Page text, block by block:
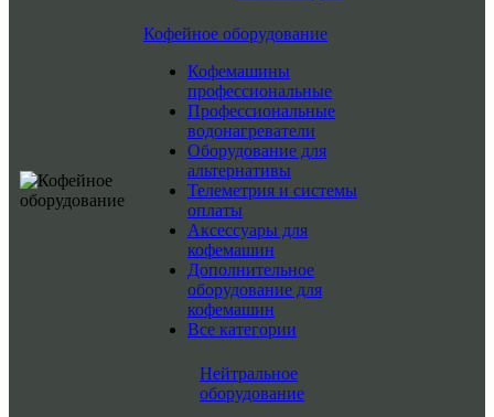
Кофейное оборудование
Кофемашины
профессиональные
Профессиональные
водонагреватели
Оборудование для
альтернативы
Телеметрия и системы
оплаты
Аксессуары для
кофемашин
Дополнительное
оборудование для
кофемашин
Все категории
Нейтральное
оборудование